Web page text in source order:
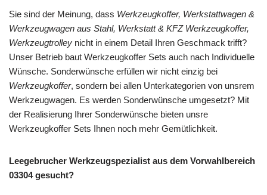
Sie sind der Meinung, dass Werkzeugkoffer, Werkstattwagen &
Werkzeugwagen aus Stahl, Werkstatt & KFZ Werkzeugkoffer,
Werkzeugtrolley nicht in einem Detail Ihren Geschmack trifft?
Unser Betrieb baut Werkzeugkoffer Sets auch nach Individuelle
Wünsche. Sonderwünsche erfüllen wir nicht einzig bei
Werkzeugkoffer, sondern bei allen Unterkategorien von unsrem
Werkzeugwagen. Es werden Sonderwünsche umgesetzt? Mit
der Realisierung Ihrer Sonderwünsche bieten unsre
Werkzeugkoffer Sets Ihnen noch mehr Gemütlichkeit.
Leegebrucher Werkzeugspezialist aus dem Vorwahlbereich
03304 gesucht?